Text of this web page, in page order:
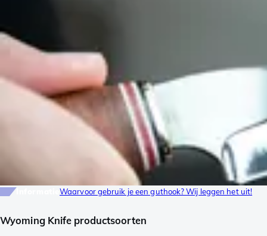
Waarvoor gebruik je een guthook? Wij leggen het uit!
Wyoming Knife productsoorten